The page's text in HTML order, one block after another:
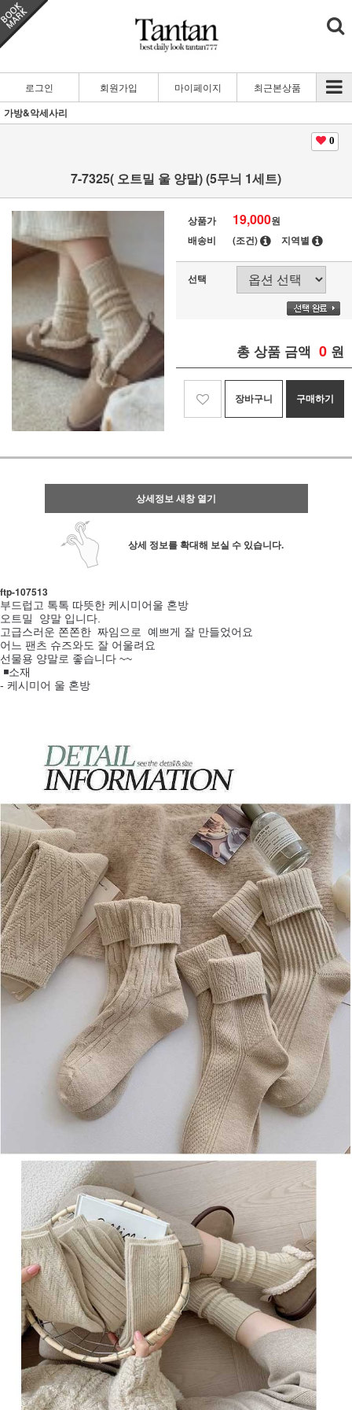
로그인 회원가입 마이페이지 최근본상품
가방&악세사리
0
7-7325( 오트밀 울 양말) (5무늬 1세트)
상품가 19,000원
배송비
(조건) 지역별
선택
총 상품 금액 0 원
장바구니 구매하기
상세정보 새창 열기
상세 정보를 확대해 보실 수 있습니다.
ftp- 107513
부드럽고 톡톡 따뜻한 케시미어울 혼방
오트밀 양말 입니다.
고급스러운 쫀쫀한 짜임으로 예쁘게 잘 만들었어요
어느 팬츠 슈즈와도 잘 어울려요
선물용 양말로 좋습니다 ~~
◾소재
- 케시미어 울 혼방